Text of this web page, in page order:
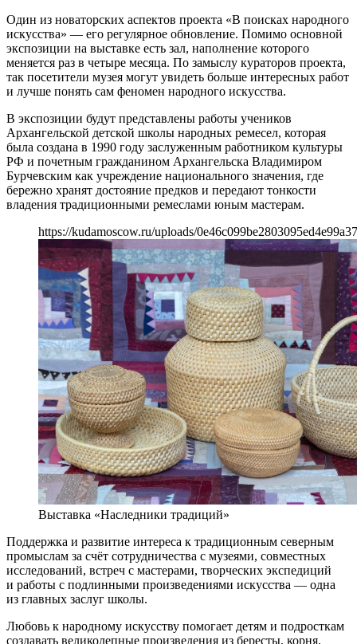
Один из новаторских аспектов проекта «В поисках народного
искусства» — его регулярное обновление. Помимо основной
экспозиции на выставке есть зал, наполнение которого
меняется раз в четыре месяца. По замыслу кураторов проекта,
так посетители музея могут увидеть больше интересных работ
и лучше понять сам феномен народного искусства.
В экспозиции будут представлены работы учеников
Архангельской детской школы народных ремесел, которая
была создана в 1990 году заслуженным работником культуры
РФ и почетным гражданином Архангельска Владимиром
Бурчевским как учреждение национального значения, где
бережно хранят достояние предков и передают тонкости
владения традиционными ремеслами юным мастерам.
https://kudamoscow.ru/uploads/
Выставка «Наследники традиций»
Поддержка и развитие интереса к традиционным северным
промыслам за счёт сотрудничества с музеями, совместных
исследований, встреч с мастерами, творческих экспедиций
и работы с подлинными произведениями искусства — одна
из главных заслуг школы.
Любовь к народному искусству помогает детям и подросткам
создавать великолепные произведения из бересты, корня,